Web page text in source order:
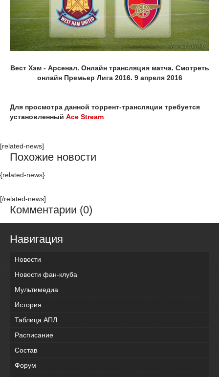
Вест Хэм - Арсенал. Онлайн трансляция матча. Смотреть
онлайн Премьер Лига 2016. 9 апреля 2016
Для просмотра данной торрент-трансляции требуется
установленный Ace Stream
[related-news]
Похожие новости
{related-news}
[/related-news]
Комментарии (0)
Навигация
Новости
Новости фан-клуба
Мультимедиа
История
Таблица АПЛ
Расписание
Состав
Форум